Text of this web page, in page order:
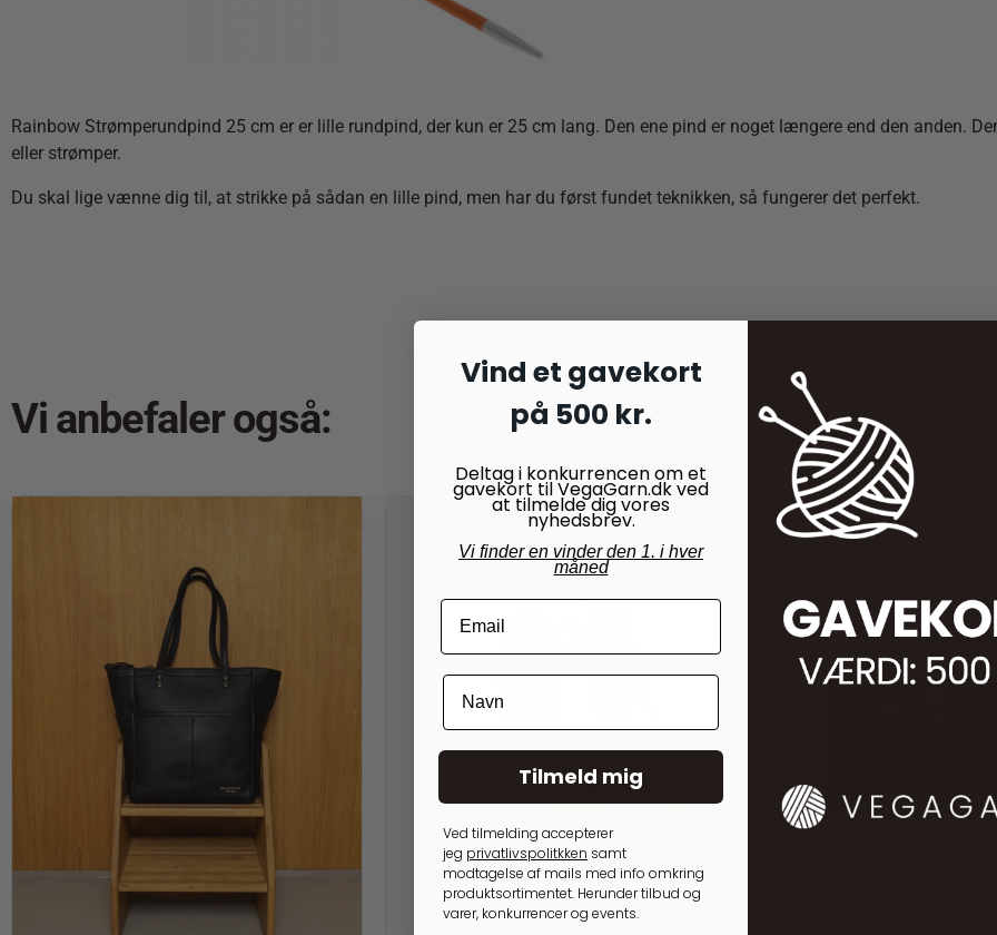
Rainbow Strømperundpind 25 cm er er lille rundpind, der kun er 25 cm lang. Den ene pind er noget længere end den anden.
eller strømper.
Du skal lige vænne dig til, at strikke på sådan en lille pind, men har du først fundet teknikken, så fungerer det perfekt.
Vi anbefaler også:
Vind et gavekort
på 500 kr.
Deltag i konkurrencen om et
gavekort til VegaGarn.dk ved
at tilmelde dig vores
nyhedsbrev.
Vi finder en vinder den 1. i hver
måned
Tilmeld mig
Ved tilmelding accepterer
jeg privatlivspolitkken samt
modtagelse af mails med info omkring
produktsortimentet. Herunder tilbud og
varer, konkurrencer og events.